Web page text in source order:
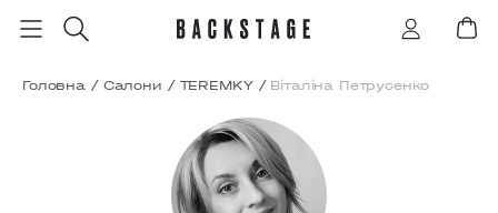
Головна / Салони / TEREMKY / Віталіна Петрусенко